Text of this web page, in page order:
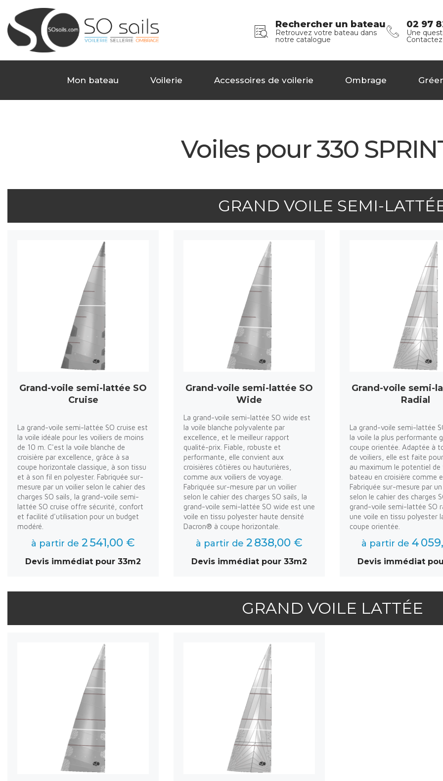
Rechercher un bateau
Retrouvez votre bateau dans
notre catalogue
02 97
Une
Mon bateau Voilerie Accessoires de voilerie Ombrage
Voiles pour 330
GRAND VOILE SEMI-
Grand-voile semi-lattée SO
Cruise
La grand-voile semi-lattée SO cruise est
la voile idéale pour les voiliers de moins
de 10 m. C'est la voile blanche de
croisière par excellence, grâce à sa
coupe horizontale classique, à son tissu
et à son fil en polyester. Fabriquée sur-
mesure par un voilier selon le cahier des
charges SO sails, la grand-voile semi-
lattée SO cruise offre sécurité, confort
et facilité d'utilisation pour un budget
modéré.
à partir de 2 541,00 €
Devis immédiat pour 33m2
Grand-voile semi-lattée SO
Wide
La grand-voile semi-lattée SO wide est
la voile blanche polyvalente par
excellence, et le meilleur rapport
qualité-prix. Fiable, robuste et
performante, elle convient aux
croisières côtières ou hauturières,
comme aux voiliers de voyage.
Fabriquée sur-mesure par un voilier
selon le cahier des charges SO sails, la
grand-voile semi-lattée SO wide est une
voile en tissu polyester haute densité
Dacron® à coupe horizontale.
à partir de 2 838,00 €
Devis immédiat pour 33m2
Grand-voile semi-
Radial
La grand-voile semi-lattée
la voile la plus performante
coupe orientée. Adaptée à
de voiliers, elle est faite
au maximum le potentiel de
bateau en croisière comme
Fabriquée sur-mesure par
selon le cahier des charges
grand-voile semi-lattée SO
une voile en tissu polyester
coupe orientée.
à partir de 4
Devis immédiat
GRAND VOILE LATTÉE